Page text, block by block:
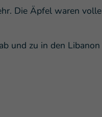
Die Äpfel waren
und zu in den